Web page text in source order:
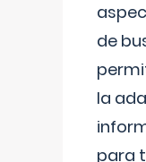
de
la
para